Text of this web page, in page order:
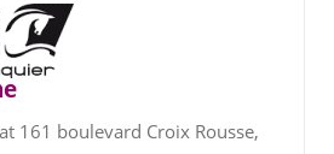
161 boulevard Croix Rousse,